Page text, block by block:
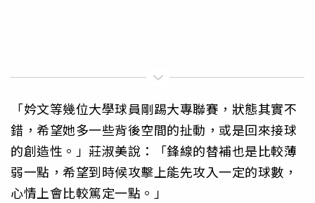
「妗文等幾位大學球員剛踢大專聯賽，狀態其實不
錯，希望她多一些背後空間的扯動，或是回來接球
的創造性。」莊淑美說：「鋒線的替補也是比較薄
弱一點，希望到時候攻擊上能先攻入一定的球數，
心情上會比較篤定一點。」